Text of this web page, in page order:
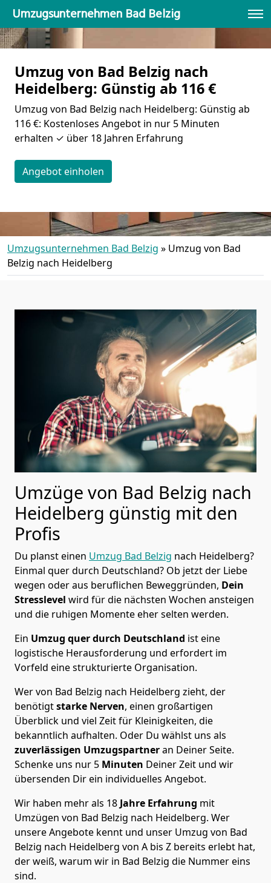
Umzugsunternehmen Bad Belzig
Umzug von Bad Belzig nach
Heidelberg: Günstig ab 116 €
Umzug von Bad Belzig nach Heidelberg: Günstig ab
116 €: Kostenloses Angebot in nur 5 Minuten
erhalten ✓ über 18 Jahren Erfahrung
Angebot einholen
Umzugsunternehmen Bad Belzig » Umzug von Bad
Belzig nach Heidelberg
Umzüge von Bad Belzig nach
Heidelberg günstig mit den
Profis
Du planst einen Umzug Bad Belzig nach Heidelberg?
Einmal quer durch Deutschland? Ob jetzt der Liebe
wegen oder aus beruflichen Beweggründen, Dein
Stresslevel wird für die nächsten Wochen ansteigen
und die ruhigen Momente eher selten werden.
Ein Umzug quer durch Deutschland ist eine
logistische Herausforderung und erfordert im
Vorfeld eine strukturierte Organisation.
Wer von Bad Belzig nach Heidelberg zieht, der
benötigtstarke Nerven, einen großartigen
Überblick und viel Zeit für Kleinigkeiten, die
bekanntlich aufhalten. Oder Du wählst uns als
zuverlässigen Umzugspartneran Deiner Seite.
Schenke uns nur 5 Minuten Deiner Zeit und wir
übersenden Dir ein individuelles Angebot.
Wir haben mehr als 18 Jahre Erfahrung mit
Umzügen von Bad Belzig nach Heidelberg. Wer
unsere Angebote kennt und unser Umzug von Bad
Belzig nach Heidelberg von A bis Z bereits erlebt hat,
der weiß, warum wir in Bad Belzig die Nummer eins
sind.